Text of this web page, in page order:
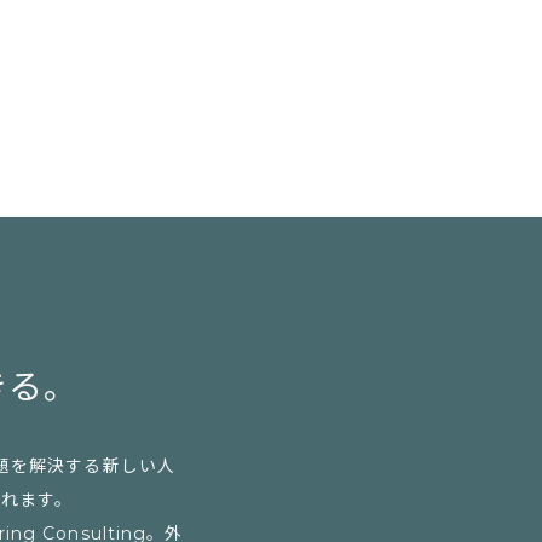
。
を解決する新しい人
ます。
Consulting。外